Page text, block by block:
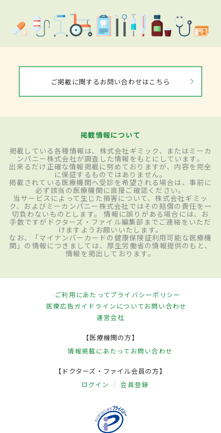
ご掲載に関するお問い合わせはこちら
掲載情報について
掲載している各種情報は、株式会社ギミック、またはミーカ
ンパニー株式会社が調査した情報をもとにしています。
出来るだけ正確な情報掲載に努めておりますが、内容を完全
に保証するものではありません。
掲載されている医療機関へ受診を希望される場合は、事前に
必ず該当の医療機関に直接ご確認ください。
当サービスによって生じた損害について、株式会社ギミッ
ク、およびミーカンパニー株式会社ではその賠償の責任を一
切負わないものとします。 情報に誤りがある場合には、お
手数ですがドクターズ・ファイル編集部までご連絡をいただ
けますようお願いいたします。
なお、「マイナンバーカードの健康保険証利用可能な医療機
関」の情報につきましては、厚生労働省の情報提供のもと、
情報を掲出しております。
ご利用にあたってプライバシーポリシー
医療広告ガイドラインについてお問い合わせ
運営会社
【医療機関の方】
情報掲載にあたって お問い合わせ
【ドクターズ・ファイル会員の方】
ログイン 会員登録